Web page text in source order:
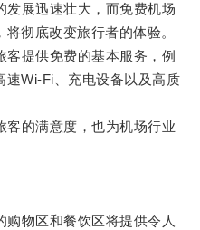
展迅速壮大，而免费机场
彻底改变旅行者的体验。
提供免费的基本服务，例
速Wi-Fi、充电设备以及高质
的满意度，也为机场行业
物区和餐饮区将提供令人